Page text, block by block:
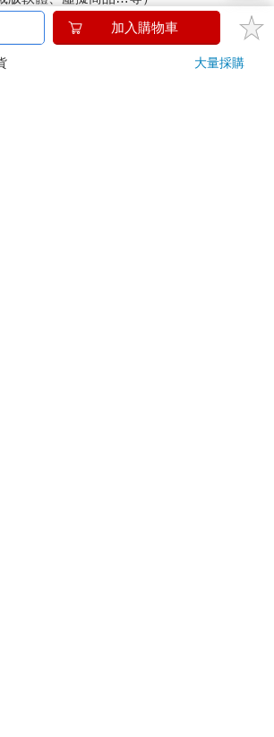
衛生用品。（如：內衣褲、刮鬍刀、除毛
，均享有到貨7天的猶豫期（含例假
加入購物車
大量採購